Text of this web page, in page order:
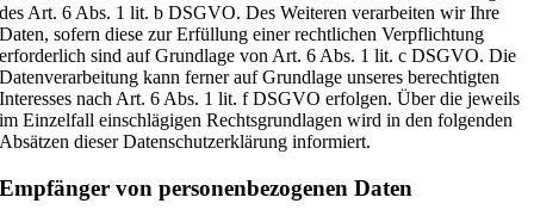
des Art. 6 Abs. 1 lit. b DSGVO. Des Weiteren verarbeiten wir Ihre
Daten, sofern diese zur Erfüllung einer rechtlichen Verpflichtung
erforderlich sind auf Grundlage von Art. 6 Abs. 1 lit. c DSGVO. Die
Datenverarbeitung kann ferner auf Grundlage unseres berechtigten
Interesses nach Art. 6 Abs. 1 lit. f DSGVO erfolgen. Über die jeweils
im Einzelfall einschlägigen Rechtsgrundlagen wird in den folgenden
Absätzen dieser Datenschutzerklärung informiert.
Empfänger von personenbezogenen Daten